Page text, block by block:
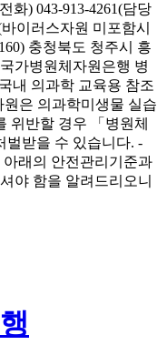
화) 043-913-4261(담당
이러스자원 미포함시
충청북도 청주시 흥
가병원체자원은행 병
내 의과학 교육용 참조
은 의과학미생물 실습
위반할 경우 「병원체
벌받을 수 있습니다. -
래의 안전관리기준과
야 함을 알려드리오니